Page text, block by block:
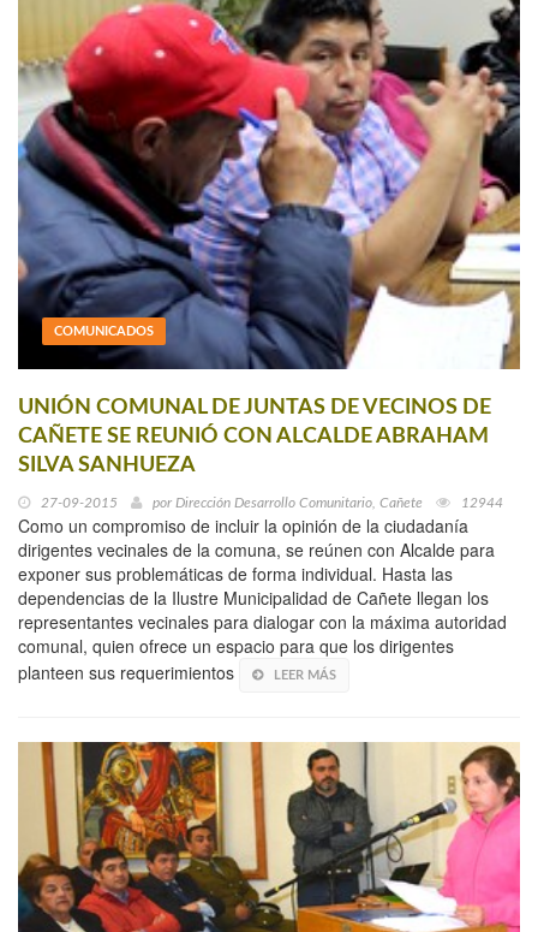
COMUNICADOS
UNIÓN COMUNAL DE JUNTAS DE VECINOS DE
CAÑETE SE REUNIÓ CON ALCALDE ABRAHAM
SILVA SANHUEZA
27-09-2015 por Dirección Desarrollo Comunitario, Cañete 12944
Como un compromiso de incluir la opinión de la ciudadanía
dirigentes vecinales de la comuna, se reúnen con Alcalde para
exponer sus problemáticas de forma individual. Hasta las
dependencias de la Ilustre Municipalidad de Cañete llegan los
representantes vecinales para dialogar con la máxima autoridad
comunal, quien ofrece un espacio para que los dirigentes
planteen sus requerimientos
LEER MÁS